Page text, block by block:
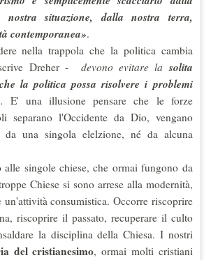
situazione, dalla nostra terra,
contemporanea».
nella trappola che la politica cambia
Dreher - devono evitare lasolita
la politica possa risolvere i problemi
E' una illusione pensare che le forze
separano l'Occidente da Dio, vengano
da una singola elelzione, né da alcuna
singole chiese, che ormai fungono da
Chiese si sono arrese alla modernità,
consumistica. Occorre riscoprire
riscoprire il passato, recuperare il culto
la disciplina della Chiesa. I nostri
del cristianesimo, ormai molti cristiani